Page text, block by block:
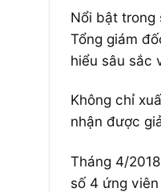
Nổi bật trong
Tổng giám
hiểu sâu sắc
Không chỉ
nhận được
Tháng 4/
số 4 ứng